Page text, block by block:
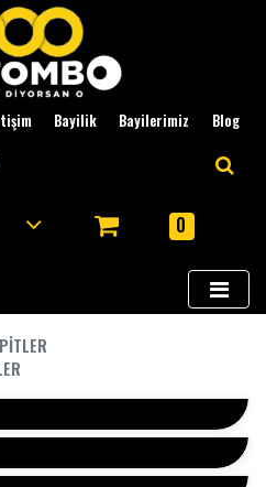
Bayilik Bayilerimiz Blog
0